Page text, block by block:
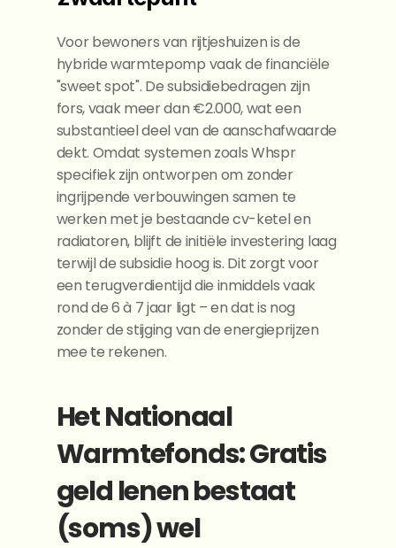
Voor bewoners van rijtjeshuizen is de
hybride warmtepomp vaak de financiële
"sweet spot". De subsidiebedragen zijn
fors, vaak meer dan €2.000, wat een
substantieel deel van de aanschafwaarde
dekt. Omdat systemen zoals Whspr
specifiek zijn ontworpen om zonder
ingrijpende verbouwingen samen te
werken met je bestaande cv-ketel en
radiatoren, blijft de initiële investering laag
terwijl de subsidie hoog is. Dit zorgt voor
een terugverdientijd die inmiddels vaak
rond de 6 à 7 jaar ligt – en dat is nog
zonder de stijging van de energieprijzen
mee te rekenen.
Het Nationaal
Warmtefonds: Gratis
geld lenen bestaat
(soms) wel